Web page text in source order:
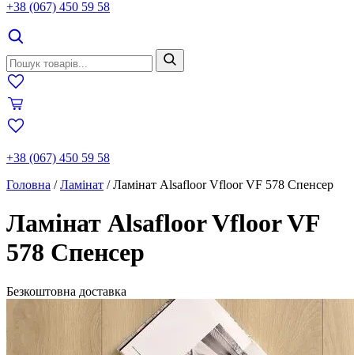
+38 (067) 450 59 58
+38 (067) 450 59 58
Головна /Ламінат /Ламінат Alsafloor Vfloor VF 578 Спенсер
Ламінат Alsafloor Vfloor VF
578 Спенсер
Безкоштовна доставка